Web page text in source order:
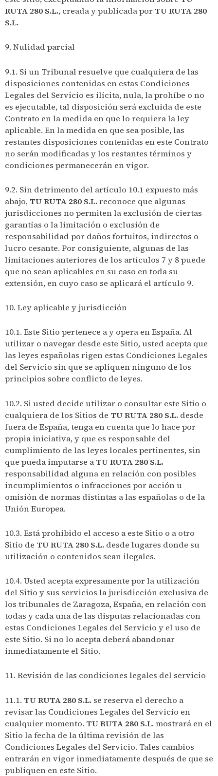
RUTA 280 S.L., creada y publicada por TU RUTA 280
S.L.
9. Nulidad parcial
9.1. Si un Tribunal resuelve que cualquiera de las
disposiciones contenidas en estas Condiciones
Legales del Servicio es ilícita, nula, la prohíbe o no
es ejecutable, tal disposición será excluida de este
Contrato en la medida en que lo requiera la ley
aplicable. En la medida en que sea posible, las
restantes disposiciones contenidas en este Contrato
no serán modificadas y los restantes términos y
condiciones permanecerán en vigor.
9.2. Sin detrimento del artículo 10.1 expuesto más
abajo, TU RUTA 280 S.L.reconoce que algunas
jurisdicciones no permiten la exclusión de ciertas
garantías o la limitación o exclusión de
responsabilidad por daños fortuitos, indirectos o
lucro cesante. Por consiguiente, algunas de las
limitaciones anteriores de los artículos 7 y 8 puede
que no sean aplicables en su caso en toda su
extensión, en cuyo caso se aplicará el artículo 9.
10. Ley aplicable y jurisdicción
10.1. Este Sitio pertenece a y opera en España. Al
utilizar o navegar desde este Sitio, usted acepta que
las leyes españolas rigen estas Condiciones Legales
del Servicio sin que se apliquen ninguno de los
principios sobre conflicto de leyes.
10.2. Si usted decide utilizar o consultar este Sitio o
cualquiera de los Sitios de TU RUTA 280 S.L. desde
fuera de España, tenga en cuenta que lo hace por
propia iniciativa, y que es responsable del
cumplimiento de las leyes locales pertinentes, sin
que pueda imputarse a TU RUTA 280 S.L.
responsabilidad alguna en relación con posibles
incumplimientos o infracciones por acción u
omisión de normas distintas a las españolas o de la
Unión Europea.
10.3. Está prohibido el acceso a este Sitio o a otro
Sitio de TU RUTA 280 S.L. desde lugares donde su
utilización o contenidos sean ilegales.
10.4. Usted acepta expresamente por la utilización
del Sitio y sus servicios la jurisdicción exclusiva de
los tribunales de Zaragoza, España, en relación con
todas y cada una de las disputas relacionadas con
estas Condiciones Legales del Servicio y el uso de
este Sitio. Si no lo acepta deberá abandonar
inmediatamente el Sitio.
11. Revisión de las condiciones legales del servicio
11.1. TU RUTA 280 S.L. se reserva el derecho a
revisar las Condiciones Legales del Servicio en
cualquier momento. TU RUTA 280 S.L.mostrará en el
Sitio la fecha de la última revisión de las
Condiciones Legales del Servicio. Tales cambios
entrarán en vigor inmediatamente después de que se
publiquen en este Sitio.